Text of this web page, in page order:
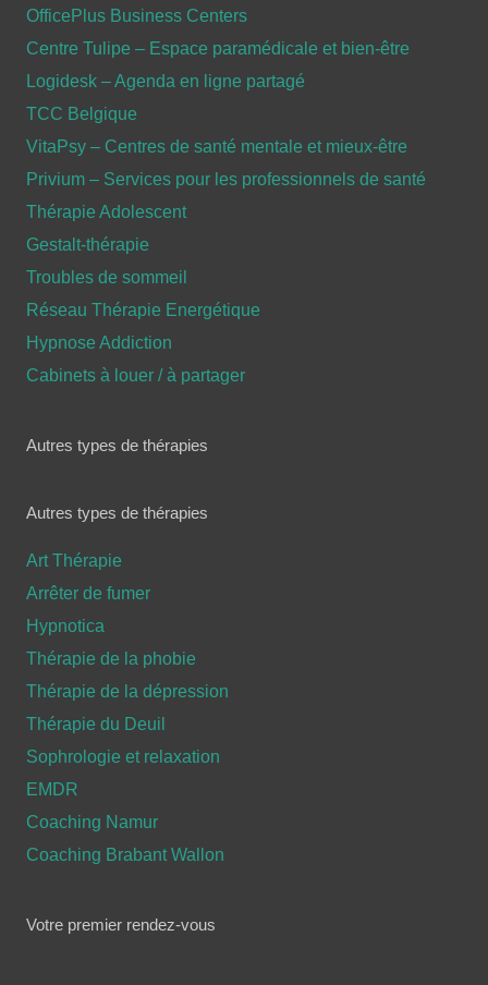
OfficePlus Business Centers
Centre Tulipe – Espace paramédicale et bien-être
Logidesk – Agenda en ligne partagé
TCC Belgique
VitaPsy – Centres de santé mentale et mieux-être
Privium – Services pour les professionnels de santé
Thérapie Adolescent
Gestalt-thérapie
Troubles de sommeil
Réseau Thérapie Energétique
Hypnose Addiction
Cabinets à louer / à partager
Autres types de thérapies
Autres types de thérapies
Art Thérapie
Arrêter de fumer
Hypnotica
Thérapie de la phobie
Thérapie de la dépression
Thérapie du Deuil
Sophrologie et relaxation
EMDR
Coaching Namur
Coaching Brabant Wallon
Votre premier rendez-vous